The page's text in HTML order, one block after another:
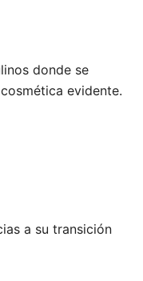
donde se
evidente.
a su transición